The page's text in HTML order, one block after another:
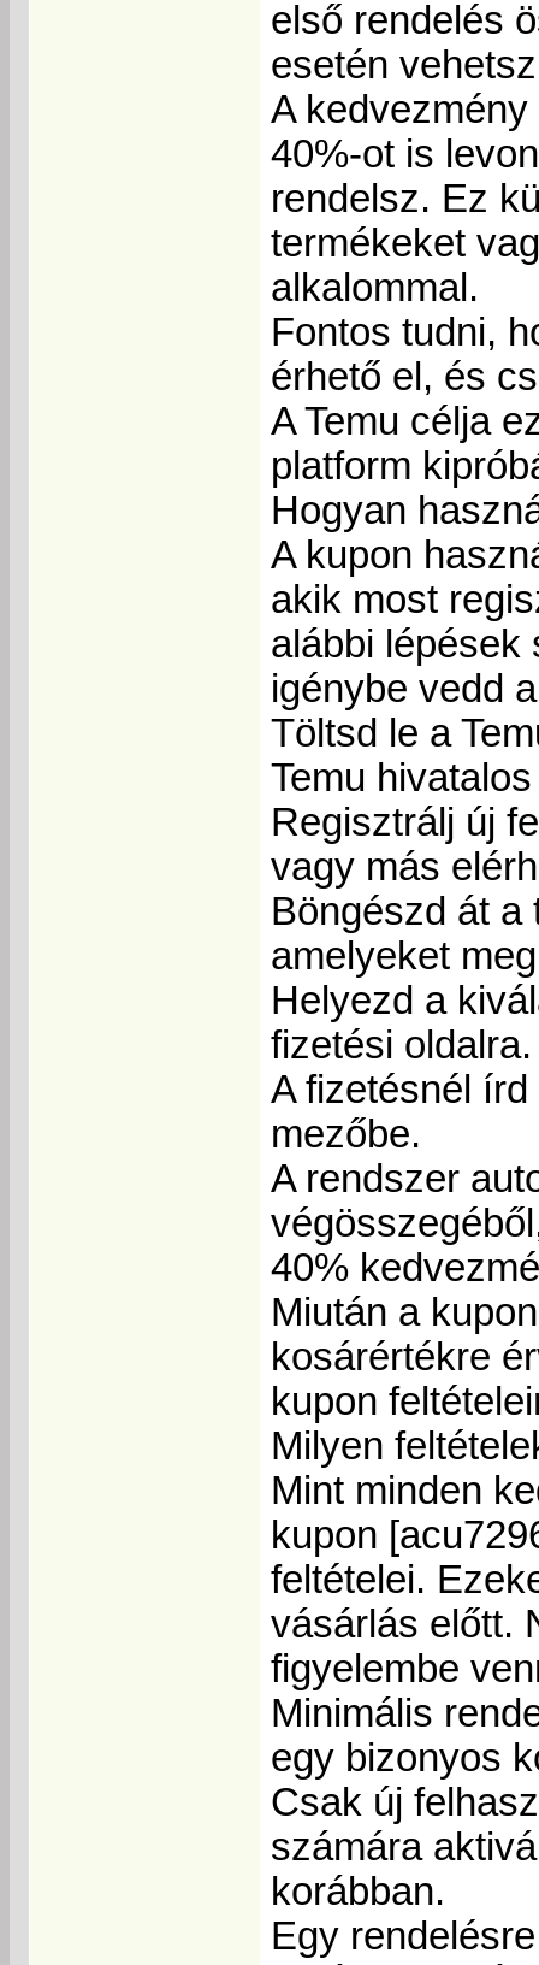
első rendelés
esetén
A
40%-ot is
rendelsz. Ez
termékeket
alkalommal.
Fontos tudni,
érhető el, és
A Temu célja
platform
Hogyan
A kupon
akik most
alábbi lépések
igénybe vedd
Töltsd le a
Temu
Regisztrálj új
vagy más
Böngészd át a
amelyeket
Helyezd a
fizetési oldalra.
A fizetésnél
mezőbe.
A rendszer
40%
Miután a
kosárértékre
kupon
Milyen
Mint minden
kupon
feltételei.
vásárlás előtt.
figyelembe
Minimális
egy bizonyos
Csak új
számára
korábban.
Egy